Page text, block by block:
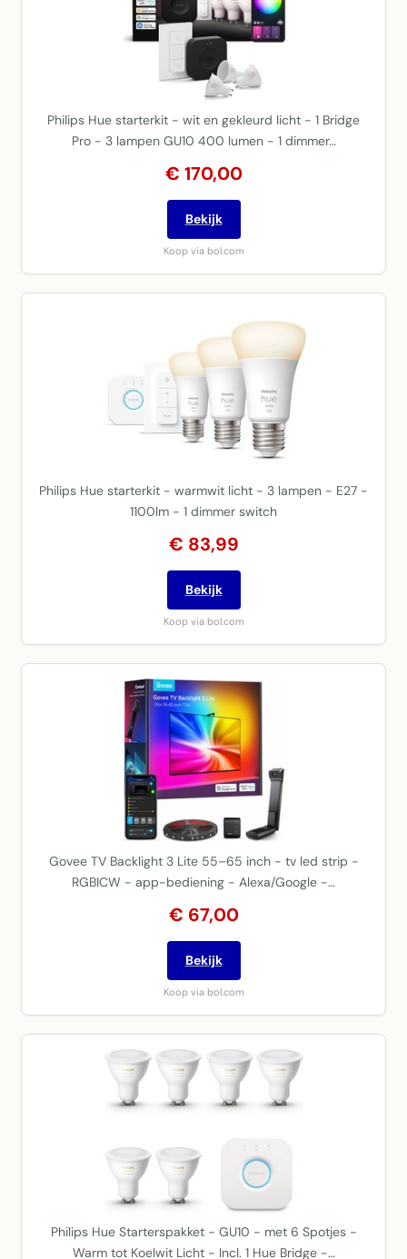
Philips Hue starterkit - wit en gekleurd licht - 1 Bridge
Pro - 3 lampen GU10 400 lumen - 1 dimmer…
€ 170,00
Bekijk
Koop via bol.com
Philips Hue starterkit - warmwit licht - 3 lampen - E27 -
1100lm - 1 dimmer switch
€ 83,99
Bekijk
Koop via bol.com
Govee TV Backlight 3 Lite 55–65 inch - tv led strip -
RGBICW - app-bediening - Alexa/Google -…
€ 67,00
Bekijk
Koop via bol.com
Philips Hue Starterspakket - GU10 - met 6 Spotjes -
Warm tot Koelwit Licht - Incl. 1 Hue Bridge -…